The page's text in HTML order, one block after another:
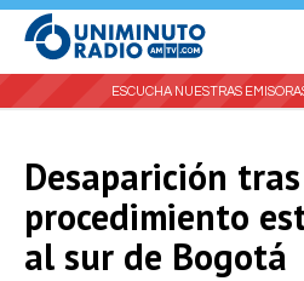
ESCUCHA NUESTRAS
Desaparición
procedimiento
al sur de Bogotá